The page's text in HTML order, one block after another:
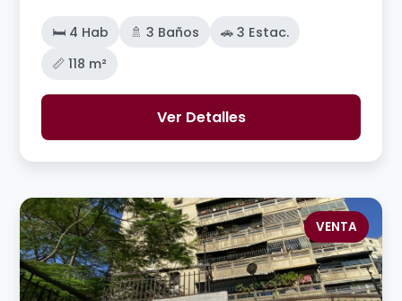
🛏️ 4 Hab 🚿 3 Baños
🚗 3 Estac.
📏 118 m²
Ver Detalles
VENTA